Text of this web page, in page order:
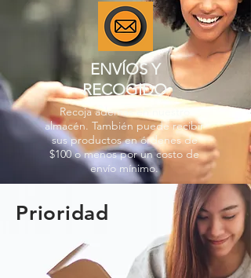
ENVÍOS Y
RECOGIDO
Recoja además en nuestro
almacén. También puede recibir
sus productos en órdenes de
$100 o menos por un costo de
envío mínimo.
Prioridad